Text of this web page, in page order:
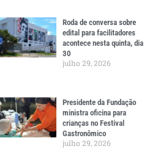
Roda de conversa sobre
edital para facilitadores
acontece nesta quinta, dia
30
julho 29, 2026
Presidente da Fundação
ministra oficina para
crianças no Festival
Gastronômico
julho 29, 2026